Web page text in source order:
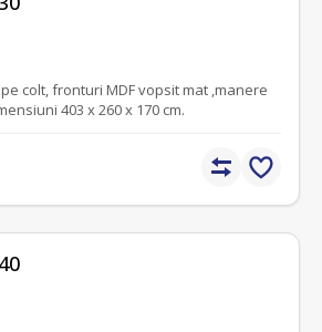
fronturi MDF vopsit mat ,manere
metalice, dimensiuni 403 x 260 x 170 cm.